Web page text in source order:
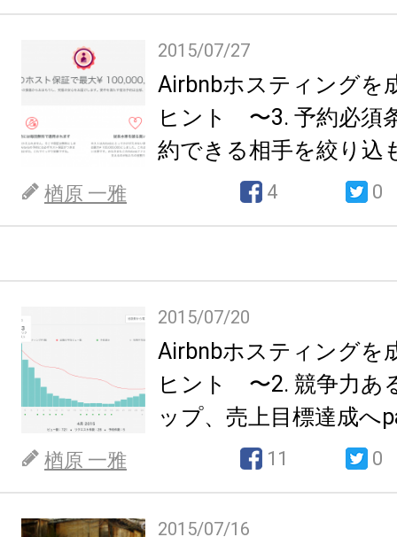
2015/07/27
Airbnbホスティングを
ヒント 〜3. 予約必須
約できる相手を絞り込
楢原 一雅 4 0
2015/07/20
Airbnbホスティングを
ヒント 〜2. 競争力あ
ップ、売上目標達成へ
楢原 一雅 11 0
2015/07/16